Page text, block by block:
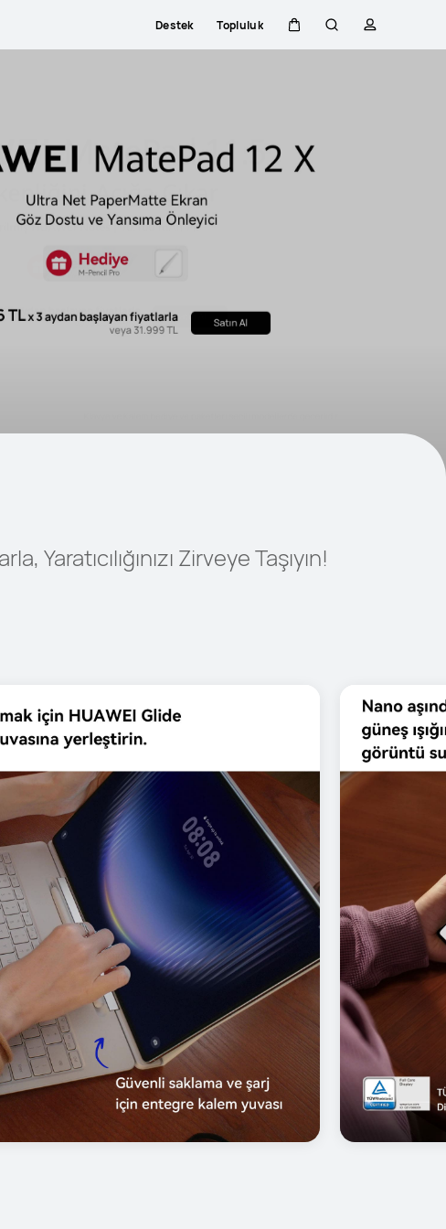
Destek Topluluk
SepetiAraştırprofili
Zirveye Taşıyın!